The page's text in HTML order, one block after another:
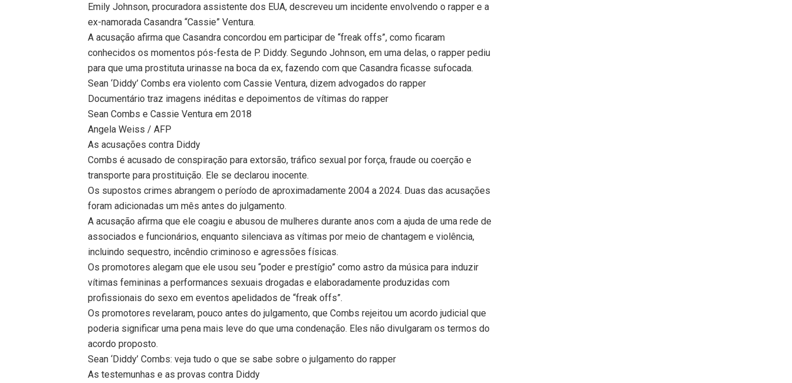
Emily Johnson, procuradora assistente dos EUA, descreveu um incidente envolvendo o rapper e a
ex-namorada Casandra “Cassie” Ventura.
A acusação afirma que Casandra concordou em participar de “freak offs”, como ficaram
conhecidos os momentos pós-festa de P. Diddy. Segundo Johnson, em uma delas, o rapper pediu
para que uma prostituta urinasse na boca da ex, fazendo com que Casandra ficasse sufocada.
Sean ‘Diddy’ Combs era violento com Cassie Ventura, dizem advogados do rapper
Documentário traz imagens inéditas e depoimentos de vítimas do rapper
Sean Combs e Cassie Ventura em 2018
Angela Weiss / AFP
As acusações contra Diddy
Combs é acusado de conspiração para extorsão, tráfico sexual por força, fraude ou coerção e
transporte para prostituição. Ele se declarou inocente.
Os supostos crimes abrangem o período de aproximadamente 2004 a 2024. Duas das acusações
foram adicionadas um mês antes do julgamento.
A acusação afirma que ele coagiu e abusou de mulheres durante anos com a ajuda de uma rede de
associados e funcionários, enquanto silenciava as vítimas por meio de chantagem e violência,
incluindo sequestro, incêndio criminoso e agressões físicas.
Os promotores alegam que ele usou seu “poder e prestígio” como astro da música para induzir
vítimas femininas a performances sexuais drogadas e elaboradamente produzidas com
profissionais do sexo em eventos apelidados de “freak offs”.
Os promotores revelaram, pouco antes do julgamento, que Combs rejeitou um acordo judicial que
poderia significar uma pena mais leve do que uma condenação. Eles não divulgaram os termos do
acordo proposto.
Sean ‘Diddy’ Combs: veja tudo o que se sabe sobre o julgamento do rapper
As testemunhas e as provas contra Diddy